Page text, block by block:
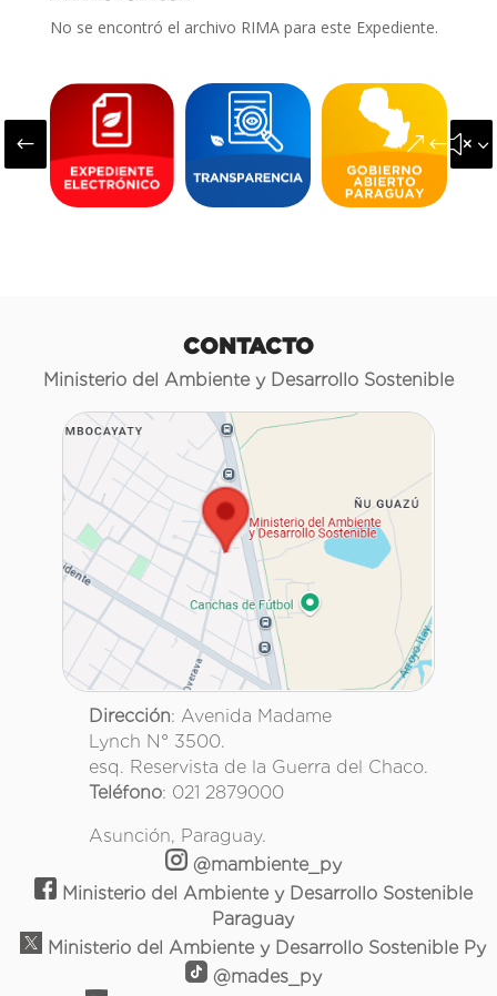
No se encontró el archivo RIMA para este Expediente.
#
CONTACTO
Ministerio del Ambiente y Desarrollo Sostenible
Dirección: Avenida Madame
Lynch N° 3500.
esq. Reservista de la Guerra del Chaco.
Teléfono: 021 2879000
Asunción, Paraguay.
@mambiente_py
Ministerio del Ambiente y Desarrollo Sostenible
Paraguay
Ministerio del Ambiente y Desarrollo Sostenible Py
@mades_py